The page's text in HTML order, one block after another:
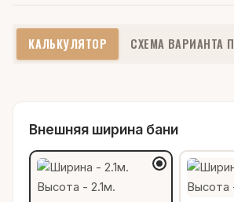
КАЛЬКУЛЯТОР СХЕМА ВАРИАНТА
Внешняя ширина бани